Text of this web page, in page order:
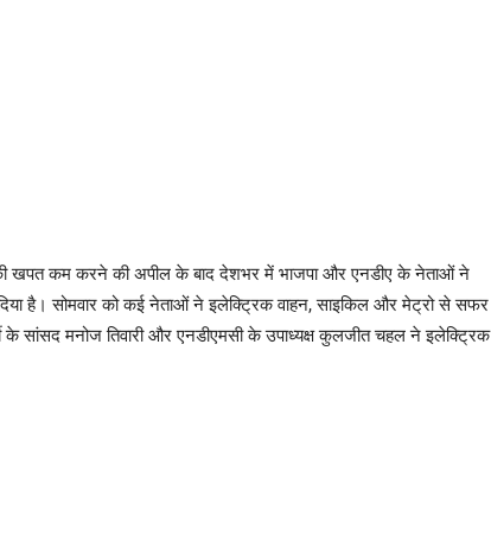
खपत कम करने की अपील के बाद देशभर में भाजपा और एनडीए के नेताओं ने
है। सोमवार को कई नेताओं ने इलेक्ट्रिक वाहन, साइकिल और मेट्रो से सफर
के सांसद मनोज तिवारी और एनडीएमसी के उपाध्यक्ष कुलजीत चहल ने इलेक्ट्रिक